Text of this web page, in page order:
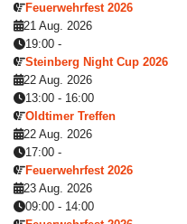
Feuerwehrfest 2026
21 Aug. 2026
19:00 -
Steinberg Night Cup 2026
22 Aug. 2026
13:00 - 16:00
Oldtimer Treffen
22 Aug. 2026
17:00 -
Feuerwehrfest 2026
23 Aug. 2026
09:00 - 14:00